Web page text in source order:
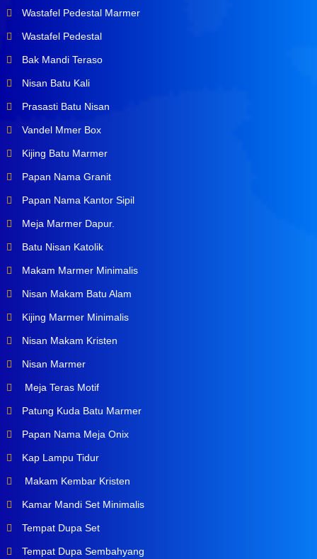
Wastafel Pedestal Marmer
Wastafel Pedestal
Bak Mandi Teraso
Nisan Batu Kali
Prasasti Batu Nisan
Vandel Mmer Box
Kijing Batu Marmer
Papan Nama Granit
Papan Nama Kantor Sipil
Meja Marmer Dapur.
Batu Nisan Katolik
Makam Marmer Minimalis
Nisan Makam Batu Alam
Kijing Marmer Minimalis
Nisan Makam Kristen
Nisan Marmer
Meja Teras Motif
Patung Kuda Batu Marmer
Papan Nama Meja Onix
Kap Lampu Tidur
Makam Kembar Kristen
Kamar Mandi Set Minimalis
Tempat Dupa Set
Tempat Dupa Sembahyang